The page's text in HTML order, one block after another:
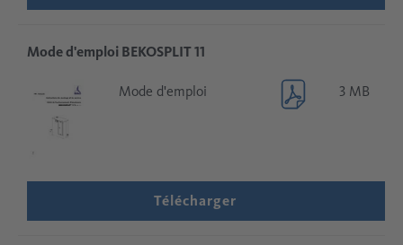
Mode d'emploi BEKOSPLIT 11
Mode d'emploi 3 MB
Télécharger